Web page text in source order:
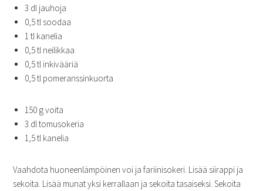
3 dl jauhoja
0,5 tl soodaa
1 tl kanelia
0,5 tl neilikkaa
0,5 tl inkivääriä
0,5 tl pomeranssinkuorta
150 g voita
3 dl tomusokeria
1,5 tl kanelia
Vaahdota huoneenlämpöinen voi ja fariinisokeri. Lisää siirappi ja
sekoita. Lisää munat yksi kerrallaan ja sekoita tasaiseksi. Sekoita